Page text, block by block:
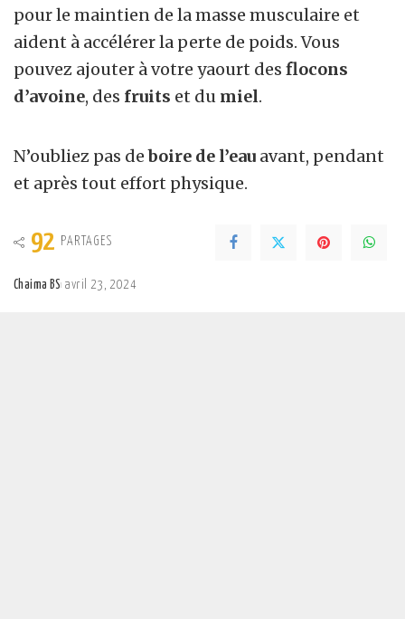
pour le maintien de la masse musculaire et
aident à accélérer la perte de poids. Vous
pouvez ajouter à votre yaourt des flocons
d’avoine, des fruits et du miel.
N’oubliez pas deboire de l’eau avant, pendant
et après tout effort physique.
92 PARTAGES
Chaima BS avril 23, 2024